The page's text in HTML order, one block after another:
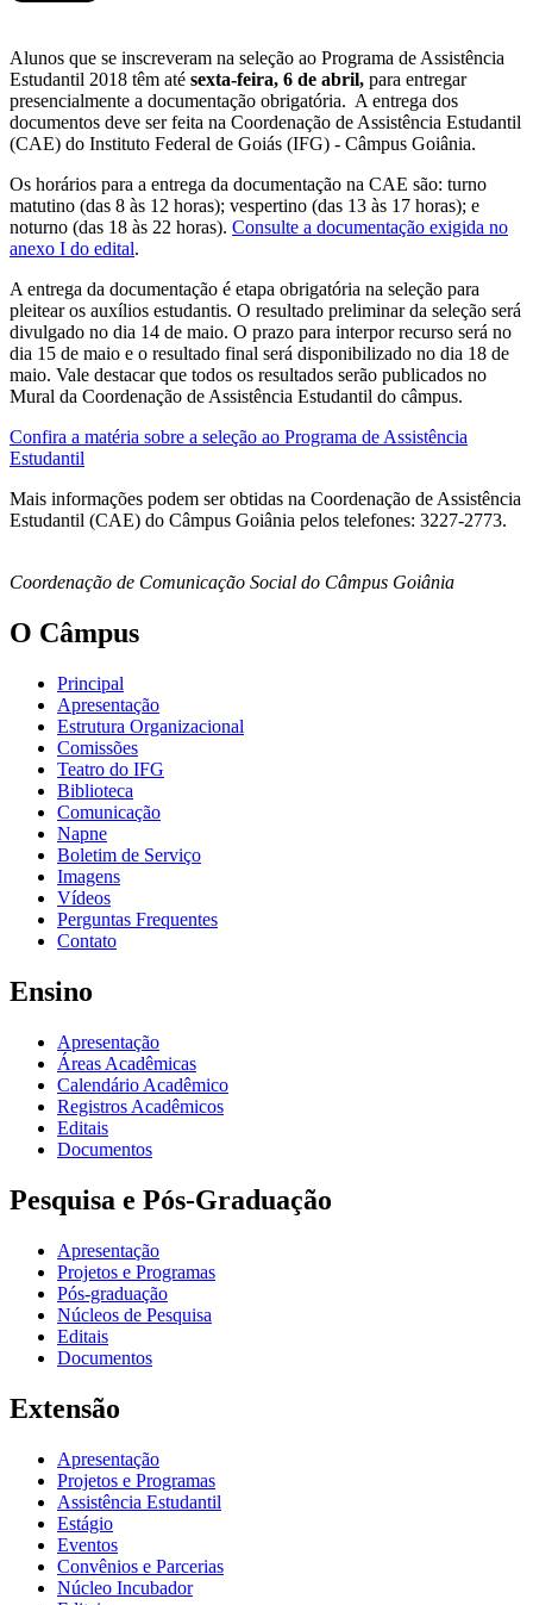
Alunos que se inscreveram na seleção ao Programa de Assistência
Estudantil 2018 têm até sexta-feira, 6 de abril, para entregar
presencialmente a documentação obrigatória. A entrega dos
documentos deve ser feita na Coordenação de Assistência Estudantil
(CAE) do Instituto Federal de Goiás (IFG) - Câmpus Goiânia.
Os horários para a entrega da documentação na CAE são: turno
matutino (das 8 às 12 horas); vespertino (das 13 às 17 horas); e
noturno (das 18 às 22 horas). Consulte a documentação exigida no
anexo I do edital.
A entrega da documentação é etapa obrigatória na seleção para
pleitear os auxílios estudantis. O resultado preliminar da seleção será
divulgado no dia 14 de maio. O prazo para interpor recurso será no
dia 15 de maio e o resultado final será disponibilizado no dia 18 de
maio. Vale destacar que todos os resultados serão publicados no
Mural da Coordenação de Assistência Estudantil do câmpus.
Confira a matéria sobre a seleção ao Programa de Assistência
Estudantil
Mais informações podem ser obtidas na Coordenação de Assistência
Estudantil (CAE) do Câmpus Goiânia pelos telefones: 3227-2773.
Coordenação de Comunicação Social do Câmpus Goiânia
O Câmpus
Principal
Apresentação
Estrutura Organizacional
Comissões
Teatro do IFG
Biblioteca
Comunicação
Napne
Boletim de Serviço
Imagens
Vídeos
Perguntas Frequentes
Contato
Ensino
Apresentação
Áreas Acadêmicas
Calendário Acadêmico
Registros Acadêmicos
Editais
Documentos
Pesquisa e Pós-Graduação
Apresentação
Projetos e Programas
Pós-graduação
Núcleos de Pesquisa
Editais
Documentos
Extensão
Apresentação
Projetos e Programas
Assistência Estudantil
Estágio
Eventos
Convênios e Parcerias
Núcleo Incubador